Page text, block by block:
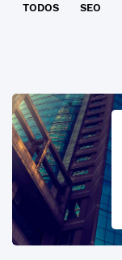
TODOS SEO